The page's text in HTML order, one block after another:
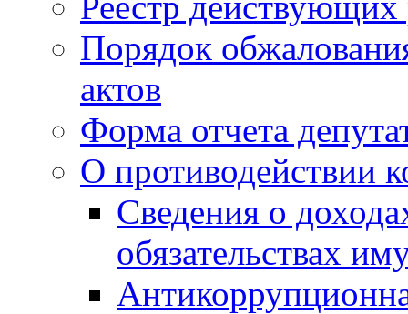
Порядок
актов
Форма отчета
О противодействии
Сведения о
обязательствах